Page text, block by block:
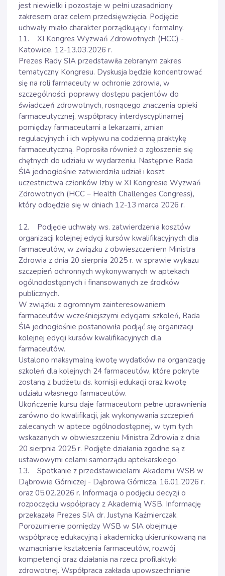
jest niewielki i pozostaje w pełni uzasadniony
zakresem oraz celem przedsięwzięcia. Podjęcie
uchwały miało charakter porządkujący i formalny.
11. XI Kongres Wyzwań Zdrowotnych (HCC) -
Katowice, 12-13.03.2026 r.
Prezes Rady SIA przedstawiła zebranym zakres
tematyczny Kongresu. Dyskusja będzie koncentrować
się na roli farmaceuty w ochronie zdrowia, w
szczególności: poprawy dostępu pacjentów do
świadczeń zdrowotnych, rosnącego znaczenia opieki
farmaceutycznej, współpracy interdyscyplinarnej
pomiędzy farmaceutami a lekarzami, zmian
regulacyjnych i ich wpływu na codzienną praktykę
farmaceutyczną. Poprosiła również o zgłoszenie się
chętnych do udziału w wydarzeniu. Następnie Rada
ŚIA jednogłośnie zatwierdziła udział i koszt
uczestnictwa członków Izby w XI Kongresie Wyzwań
Zdrowotnych (HCC – Health Challenges Congress),
który odbędzie się w dniach 12-13 marca 2026 r.
12. Podjęcie uchwały ws. zatwierdzenia kosztów
organizacji kolejnej edycji kursów kwalifikacyjnych dla
farmaceutów, w związku z obwieszczeniem Ministra
Zdrowia z dnia 20 sierpnia 2025 r. w sprawie wykazu
szczepień ochronnych wykonywanych w aptekach
ogólnodostępnych i finansowanych ze środków
publicznych.
W związku z ogromnym zainteresowaniem
farmaceutów wcześniejszymi edycjami szkoleń, Rada
ŚIA jednogłośnie postanowiła podjąć się organizacji
kolejnej edycji kursów kwalifikacyjnych dla
farmaceutów.
Ustalono maksymalną kwotę wydatków na organizację
szkoleń dla kolejnych 24 farmaceutów, które pokryte
zostaną z budżetu ds. komisji edukacji oraz kwotę
udziału własnego farmaceutów.
Ukończenie kursu daje farmaceutom pełne uprawnienia
zarówno do kwalifikacji, jak wykonywania szczepień
zalecanych w aptece ogólnodostępnej, w tym tych
wskazanych w obwieszczeniu Ministra Zdrowia z dnia
20 sierpnia 2025 r. Podjęte działania zgodne są z
ustawowymi celami samorządu aptekarskiego.
13. Spotkanie z przedstawicielami Akademii WSB w
Dąbrowie Górniczej - Dąbrowa Górnicza, 16.01.2026 r.
oraz 05.02.2026 r. Informacja o podjęciu decyzji o
rozpoczęciu współpracy z Akademią WSB. Informację
przekazała Prezes SIA dr. Justyna Kaźmierczak.
Porozumienie pomiędzy WSB w SIA obejmuje
współpracę edukacyjną i akademicką ukierunkowaną na
wzmacnianie kształcenia farmaceutów, rozwój
kompetencji oraz działania na rzecz profilaktyki
zdrowotnej. Współpraca zakłada upowszechnianie